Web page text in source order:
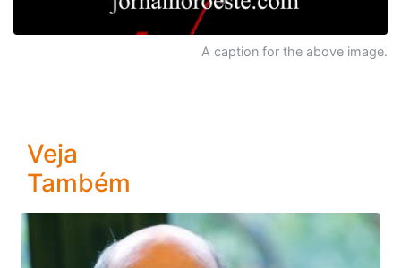
A caption for the above image.
Veja
Também